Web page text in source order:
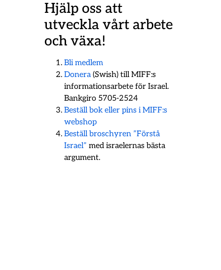
Hjälp oss att
utveckla vårt arbete
och växa!
Bli medlem
Donera(Swish) till MIFF:s
informationsarbete för Israel.
Bankgiro 5705-2524
Beställ bok eller pins i MIFF:s
webshop
Beställ broschyren ”Förstå
Israel” med israelernas bästa
argument.